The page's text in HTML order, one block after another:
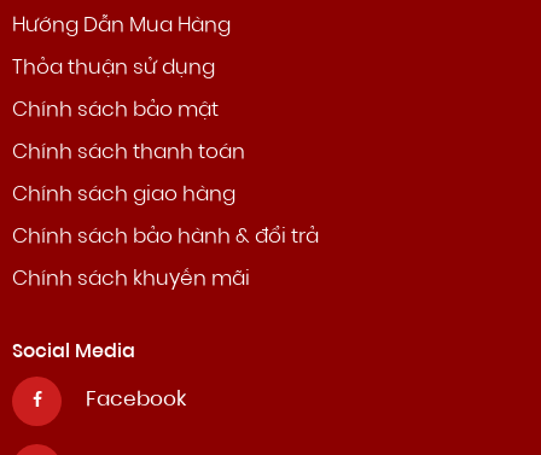
Hướng Dẫn Mua Hàng
Thỏa thuận sử dụng
Chính sách bảo mật
Chính sách thanh toán
Chính sách giao hàng
Chính sách bảo hành & đổi trả
Chính sách khuyến mãi
Social Media
Facebook